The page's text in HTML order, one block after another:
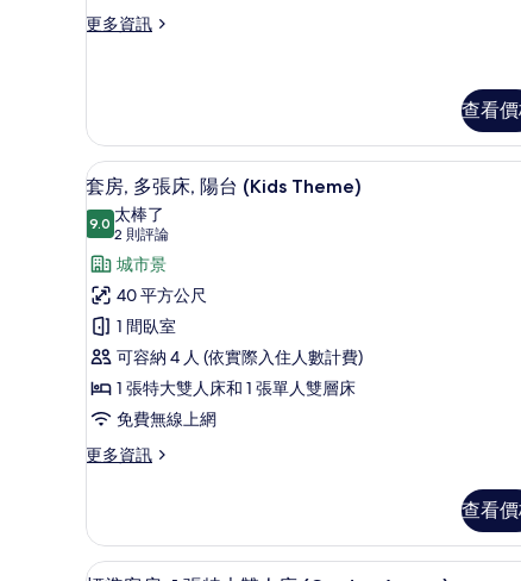
的
片
更多資訊
更
間
臥
室
的
詳
情
查看
顯
示
套
房,
多
張
床,
陽
台
(Kids
所
有
迷你吧、書桌、筆電工作空
14
套房, 多張床, 陽台 (Kids Theme)
9.09.0 分，滿分 10 分
太棒了
2 則評論
(2
則
評
論)
城市景
40 平方公尺
1 間臥室
可容納 4 人 (依實際入住人數計費)
1 張特大雙人床和 1 張單人雙層床
免費無線上網
更多資訊
更
多
張
查看
顯 迷你吧、書桌、筆電工作空